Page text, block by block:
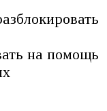
на помощь